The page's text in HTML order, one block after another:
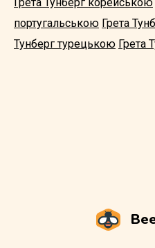
португальською Грета
Тунберг турецькою Грета